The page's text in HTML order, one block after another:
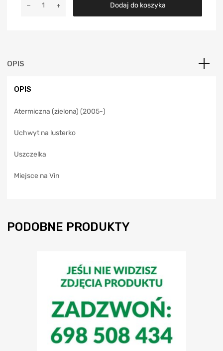
Dodaj do koszyka
a
OPIS
OPIS
Atermiczna (zielona) (2005-)
Uchwyt na lusterko
Uszczelka
Miejsce na Vin
PODOBNE PRODUKTY